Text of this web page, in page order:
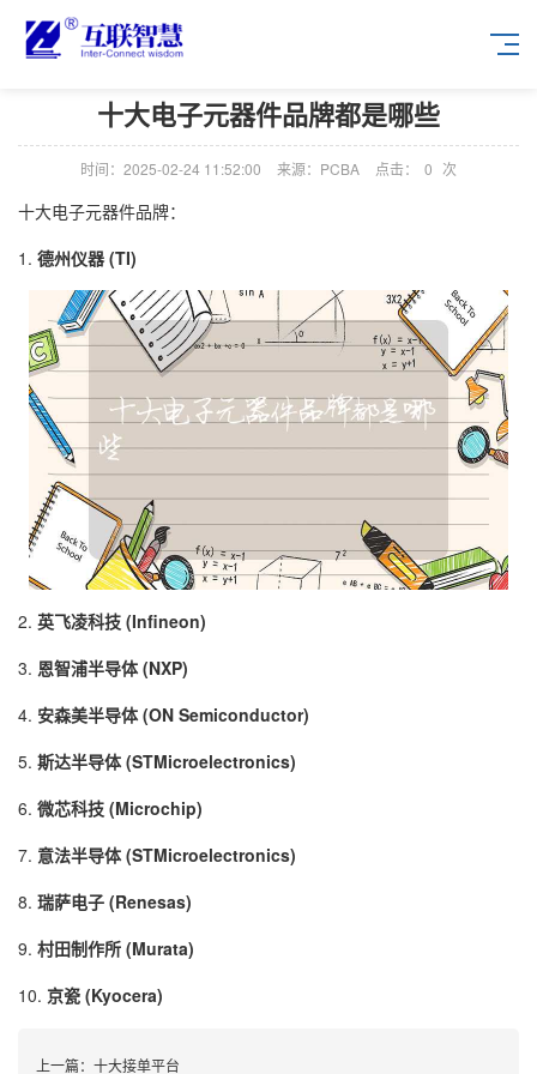
十大电子元器件品牌都是哪些
时间：2025-02-24 11:52:00 来源：PCBA 点击： 0 次
十大电子元器件品牌：
1. 德州仪器 (TI)
2. 英飞凌科技 (Infineon)
3. 恩智浦半导体 (NXP)
4. 安森美半导体 (ON Semiconductor)
5. 斯达半导体 (STMicroelectronics)
6. 微芯科技 (Microchip)
7. 意法半导体 (STMicroelectronics)
8. 瑞萨电子 (Renesas)
9. 村田制作所 (Murata)
10. 京瓷 (Kyocera)
上一篇： 十大接单平台